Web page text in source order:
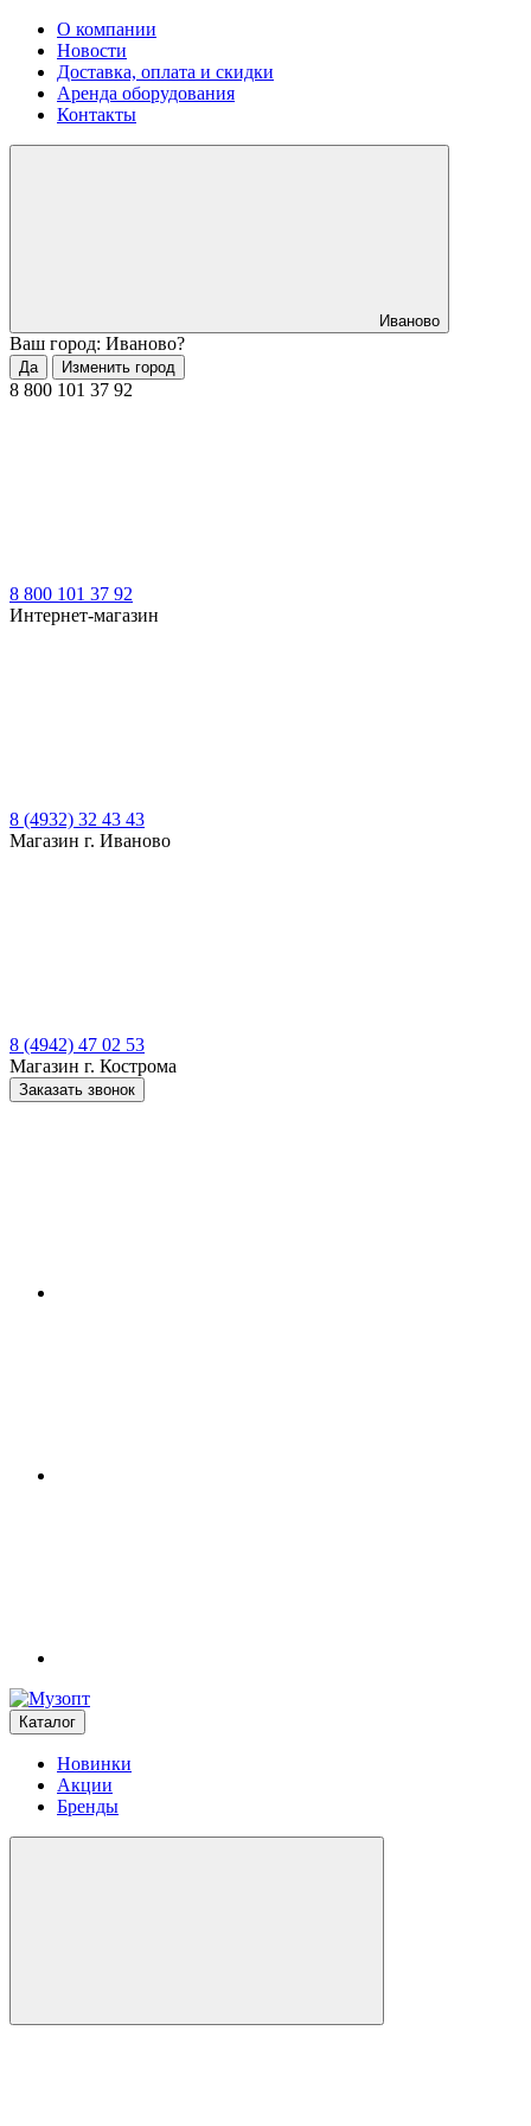
О компании
Новости
Доставка, оплата и скидки
Аренда оборудования
Контакты
Иваново
Ваш город: Иваново?
Да Изменить город
8 800 101 37 92
8 800 101 37 92
Интернет-магазин
8 (4932) 32 43 43
Магазин г. Иваново
8 (4942) 47 02 53
Магазин г. Кострома
Заказать звонок
Каталог
Новинки
Акции
Бренды